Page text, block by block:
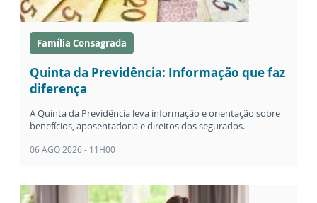
Família Consagrada
Quinta da Previdência: Informação que faz
diferença
A Quinta da Previdência leva informação e orientação sobre
benefícios, aposentadoria e direitos dos segurados.
06 AGO 2026 - 11H00